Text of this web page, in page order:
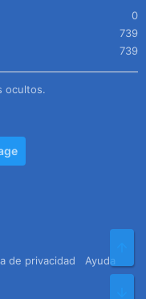
0
739
739
ocultos.
de privacidad
Ayuda